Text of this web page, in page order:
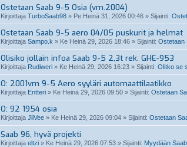
Ostetaan Saab 9-5 Osia (vm.2004)
Kirjoittaja TurboSaab98 » Pe Heinä 31, 2026 00:46 » Sijainti:
Ostetaan Saab 9-5 aero 04/05 puskurit ja helmat
Kirjoittaja Sampo.k » Ke Heinä 29, 2026 18:46 » Sijainti: Ostetaan
Olisiko jollain infoa Saab 9-5 2,3t rek: GHE-953
Kirjoittaja Rudiweri » Ke Heinä 29, 2026 16:23 » Sijainti: Olitko se
O: 2001vm 9-5 Aero syyläri automaattilaatikko
Kirjoittaja Entteri » Ke Heinä 29, 2026 09:50 » Sijainti: Ostetaan
O: 92 1954 osia
Kirjoittaja JiiVee » Ke Heinä 29, 2026 09:04 » Sijainti: Ostetaan
Saab 96, hyvä projekti
Kirjoittaja eltzi » Ke Heinä 29, 2026 07:53 » Sijainti: Myydään